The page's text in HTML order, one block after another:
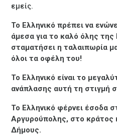
εμείς.
Το Ελληνικό πρέπει να
άμεσα για το καλό όλης
σταματήσει η ταλαιπωρία
όλοι τα οφέλη του!
Το Ελληνικό είναι το
ανάπλασης αυτή τη στιγμή
Το Ελληνικό φέρνει έσοδα
Αργυρούπολης, στο κράτος
Δήμους.